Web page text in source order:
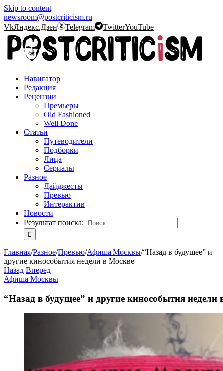
Skip to content
newsroom@postcriticism.ru
VkЯндекс.Дзен Telegram TwitterYouTube
Навигатор
Редакция
Рецензии
Премьеры
Old Fashioned
Well Done
Статьи
Путеводители
Подборки
Лица
Сериалы
Разное
Дайджесты
Превью
Интерактив
Новости
Результат поиска:
Главная/Разное/Превью/Афиша Москвы/“Назад в будущее” и
другие кинособытия недели в Москве
Назад Вперед
Афиша Москвы
“Назад в будущее” и другие кинособытия недели